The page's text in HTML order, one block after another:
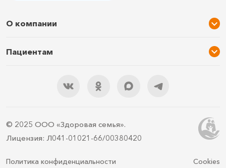
О компании
Услуги и цены
Контакты
Пациентам
Подарочный сертификат
Правила подготовки
ДМС
© 2025 ООО «Здоровая семья».
Лицензия: Л041-01021-66/00380420
Политика конфиденциальности Cookies